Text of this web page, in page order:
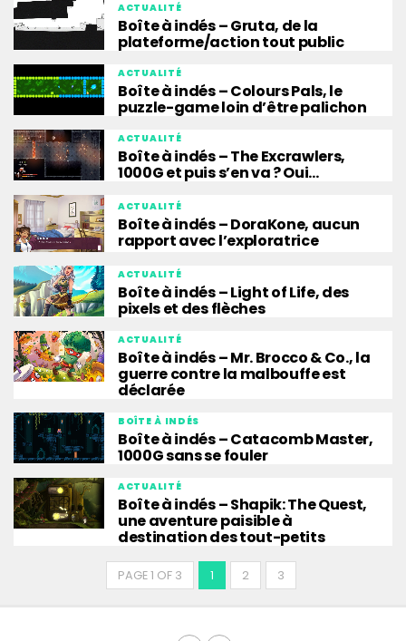
ACTUALITÉ
Boîte à indés – Gruta, de la
plateforme/action tout public
ACTUALITÉ
Boîte à indés – Colours Pals, le
puzzle-game loin d’être palichon
ACTUALITÉ
Boîte à indés – The Excrawlers,
1000G et puis s’en va ? Oui…
ACTUALITÉ
Boîte à indés – DoraKone, aucun
rapport avec l’exploratrice
ACTUALITÉ
Boîte à indés – Light of Life, des
pixels et des flèches
ACTUALITÉ
Boîte à indés – Mr. Brocco & Co., la
guerre contre la malbouffe est
déclarée
BOÎTE À INDÉS
Boîte à indés – Catacomb Master,
1000G sans se fouler
ACTUALITÉ
Boîte à indés – Shapik: The Quest,
une aventure paisible à
destination des tout-petits
PAGE 1 OF 3 1 2 3